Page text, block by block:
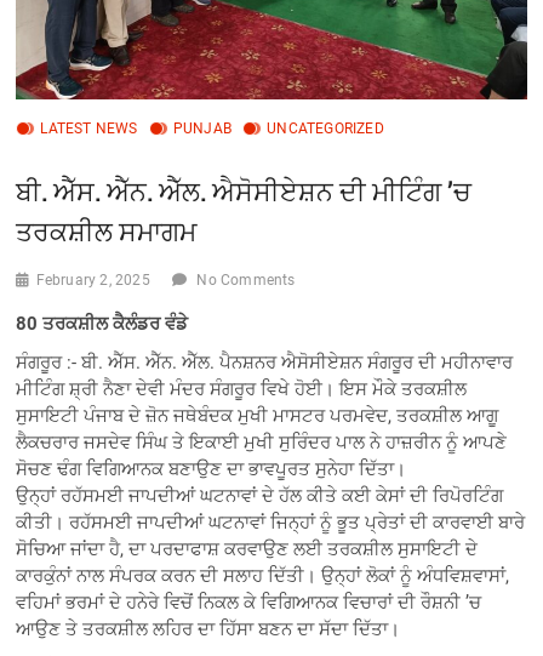
LATEST NEWS PUNJAB UNCATEGORIZED
ਬੀ. ਐੱਸ. ਐੱਨ. ਐੱਲ. ਐਸੋਸੀਏਸ਼ਨ ਦੀ ਮੀਟਿੰਗ ’ਚ
ਤਰਕਸ਼ੀਲ ਸਮਾਗਮ
February 2, 2025 No Comments
80 ਤਰਕਸ਼ੀਲ ਕੈਲੰਡਰ ਵੰਡੇ
ਸੰਗਰੂਰ :- ਬੀ. ਐੱਸ. ਐੱਨ. ਐੱਲ. ਪੈਨਸ਼ਨਰ ਐਸੋਸੀਏਸ਼ਨ ਸੰਗਰੂਰ ਦੀ ਮਹੀਨਾਵਾਰ
ਮੀਟਿੰਗ ਸ਼੍ਰੀ ਨੈਣਾ ਦੇਵੀ ਮੰਦਰ ਸੰਗਰੂਰ ਵਿਖੇ ਹੋਈ। ਇਸ ਮੌਕੇ ਤਰਕਸ਼ੀਲ
ਸੁਸਾਇਟੀ ਪੰਜਾਬ ਦੇ ਜ਼ੋਨ ਜਥੇਬੰਦਕ ਮੁਖੀ ਮਾਸਟਰ ਪਰਮਵੇਦ, ਤਰਕਸ਼ੀਲ ਆਗੂ
ਲੈਕਚਰਾਰ ਜਸਦੇਵ ਸਿੰਘ ਤੇ ਇਕਾਈ ਮੁਖੀ ਸੁਰਿੰਦਰ ਪਾਲ ਨੇ ਹਾਜ਼ਰੀਨ ਨੂੰ ਆਪਣੇ
ਸੋਚਣ ਢੰਗ ਵਿਗਿਆਨਕ ਬਣਾਉਣ ਦਾ ਭਾਵਪੂਰਤ ਸੁਨੇਹਾ ਦਿੱਤਾ।
ਉਨ੍ਹਾਂ ਰਹੱਸਮਈ ਜਾਪਦੀਆਂ ਘਟਨਾਵਾਂ ਦੇ ਹੱਲ ਕੀਤੇ ਕਈ ਕੇਸਾਂ ਦੀ ਰਿਪੋਰਟਿੰਗ
ਕੀਤੀ। ਰਹੱਸਮਈ ਜਾਪਦੀਆਂ ਘਟਨਾਵਾਂ ਜਿਨ੍ਹਾਂ ਨੂੰ ਭੂਤ ਪ੍ਰੇਤਾਂ ਦੀ ਕਾਰਵਾਈ ਬਾਰੇ
ਸੋਚਿਆ ਜਾਂਦਾ ਹੈ, ਦਾ ਪਰਦਾਫਾਸ਼ ਕਰਵਾਉਣ ਲਈ ਤਰਕਸ਼ੀਲ ਸੁਸਾਇਟੀ ਦੇ
ਕਾਰਕੁੰਨਾਂ ਨਾਲ ਸੰਪਰਕ ਕਰਨ ਦੀ ਸਲਾਹ ਦਿੱਤੀ। ਉਨ੍ਹਾਂ ਲੋਕਾਂ ਨੂੰ ਅੰਧਵਿਸ਼ਵਾਸਾਂ,
ਵਹਿਮਾਂ ਭਰਮਾਂ ਦੇ ਹਨੇਰੇ ਵਿਚੋਂ ਨਿਕਲ ਕੇ ਵਿਗਿਆਨਕ ਵਿਚਾਰਾਂ ਦੀ ਰੌਸ਼ਨੀ ’ਚ
ਆਉਣ ਤੇ ਤਰਕਸ਼ੀਲ ਲਹਿਰ ਦਾ ਹਿੱਸਾ ਬਣਨ ਦਾ ਸੱਦਾ ਦਿੱਤਾ।